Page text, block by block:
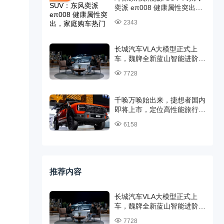
奕派 eπ008 健康属性突出，
2343
长城汽车VLA大模型正式上
车，魏牌全新蓝山智能进阶版
7728
千唤万唤始出来，捷想者国内
即将上市，定位高性能旅行越
6158
推荐内容
长城汽车VLA大模型正式上
车，魏牌全新蓝山智能进阶版
7728